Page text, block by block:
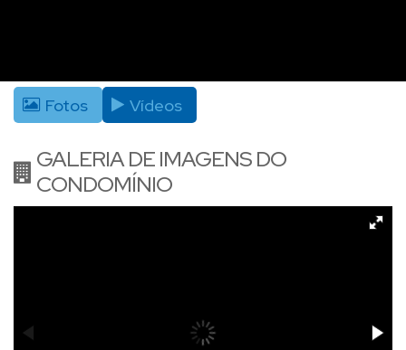
Fotos Vídeos
GALERIA DE IMAGENS DO
CONDOMÍNIO